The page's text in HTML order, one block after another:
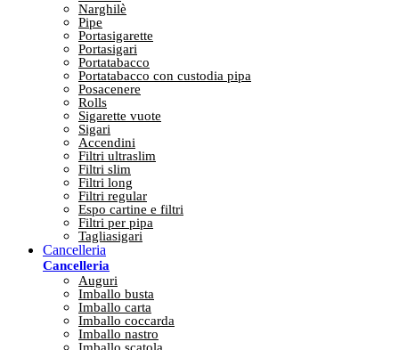
Narghilè
Pipe
Portasigarette
Portasigari
Portatabacco
Portatabacco con custodia pipa
Posacenere
Rolls
Sigarette vuote
Sigari
Accendini
Filtri ultraslim
Filtri slim
Filtri long
Filtri regular
Espo cartine e filtri
Filtri per pipa
Tagliasigari
Cancelleria
Cancelleria
Auguri
Imballo busta
Imballo carta
Imballo coccarda
Imballo nastro